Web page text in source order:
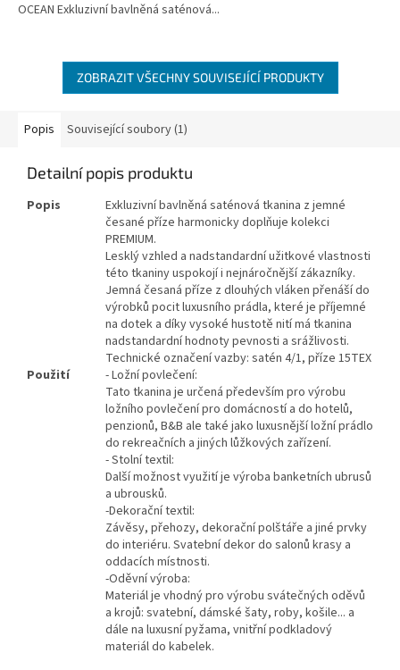
OCEAN Exkluzivní bavlněná saténová...
ZOBRAZIT VŠECHNY SOUVISEJÍCÍ PRODUKTY
Popis Související soubory (1)
Detailní popis produktu
Popis
Exkluzivní bavlněná saténová tkanina z jemné
česané příze harmonicky doplňuje kolekci
PREMIUM.
Lesklý vzhled a nadstandardní užitkové vlastnosti
této tkaniny uspokojí i nejnáročnější zákazníky.
Jemná česaná příze z dlouhých vláken přenáší do
výrobků pocit luxusního prádla, které je příjemné
na dotek a díky vysoké hustotě nití má tkanina
nadstandardní hodnoty pevnosti a srážlivosti.
Technické označení vazby: satén 4/1, příze 15TEX
Použití
- Ložní povlečení:
Tato tkanina je určená především pro výrobu
ložního povlečení pro domácností a do hotelů,
penzionů, B&B ale také jako luxusnější ložní prádlo
do rekreačních a jiných lůžkových zařízení.
- Stolní textil:
Další možnost využití je výroba banketních ubrusů
a ubrousků.
-Dekorační textil:
Závěsy, přehozy, dekorační polštáře a jiné prvky
do interiéru. Svatební dekor do salonů krasy a
oddacích místnosti.
-Oděvní výroba:
Materiál je vhodný pro výrobu svátečných oděvů
a krojů: svatební, dámské šaty, roby, košile... a
dále na luxusní pyžama, vnitřní podkladový
materiál do kabelek.